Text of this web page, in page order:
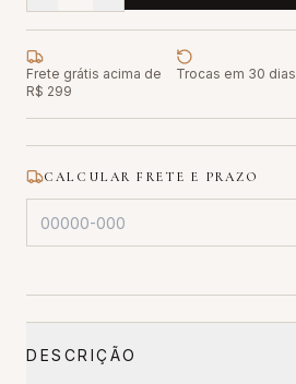
Frete grátis acima de
R$ 299
Trocas em 30 dias
CALCULAR FRETE E PRAZO
DESCRIÇÃO